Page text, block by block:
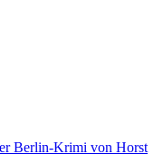
Berlin-Krimi von Horst